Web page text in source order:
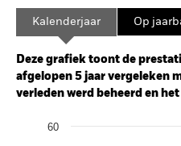
Range: 2020-07-31 00:00:00 to
0 to 150.
Kalenderjaar Op
Deze grafiek toont de
afgelopen 5 jaar vergeleken
verleden werd beheerd en
Bar chart with 2 data series.
60